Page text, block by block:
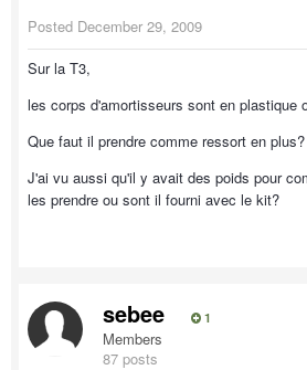
Posted December 29, 2009
Sur la T3,
les corps d'amortisseurs sont en plastique
Que faut il prendre comme ressort en plus?
J'ai vu aussi qu'il y avait des poids pour
les prendre ou sont il fourni avec le kit?
sebee 1
Members
87 posts